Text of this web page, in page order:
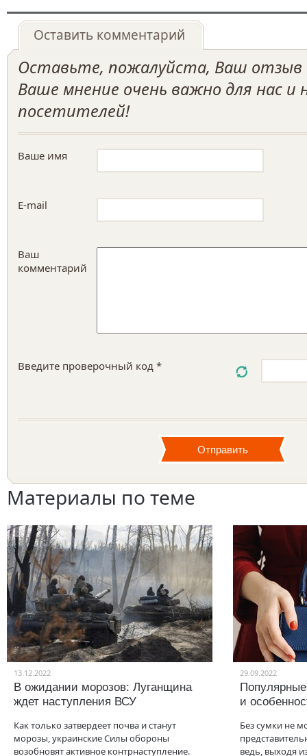
Оставить комментарий
Оставьте, пожалуйста, Ваш отзыв
Ваше мнение очень важно для нас и
посетителей!
Ваше имя
E-mail
Ваш
комментарий
Введите проверочный код *
Материалы по теме
13.12.2022
В ожидании морозов: Луганщина
ждет наступления ВСУ
Как только затвердеет почва и станут
морозы, украинские Силы обороны
возобновят активное контрнаступление.
29.09.2022
и
Без сумки не
ведь, выходя